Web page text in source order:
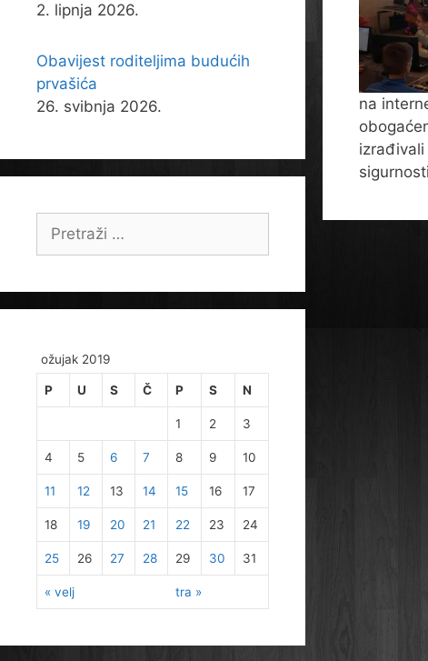
na
2. lipnja 2026.
Obavijest roditeljima budućih
prvašića
26. svibnja 2026.
ožujak 2019
P U S Č P S N
« velj tra »
1 2 3
4 5 6 7 8 9 10
11 12 13 14 15 16 17
18 19 20 21 22 23 24
25 26 27 28 29 30 31